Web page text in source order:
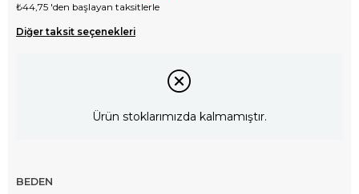
₺44,75 'den başlayan taksitlerle
Diğer taksit seçenekleri
Ürün stoklarımızda kalmamıştır.
BEDEN